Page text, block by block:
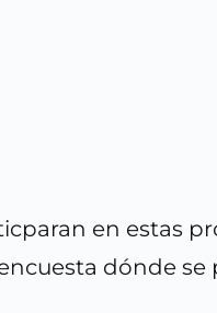
en estas
dónde